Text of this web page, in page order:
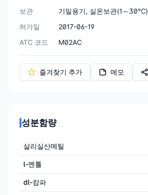
보관
기밀용기, 실온보관(1～30℃)
허가일
2017-06-19
ATC 코드
M02AC
즐겨찾기 추가 메모
성분함량
살리실산메틸
l-멘톨
dl-캄파